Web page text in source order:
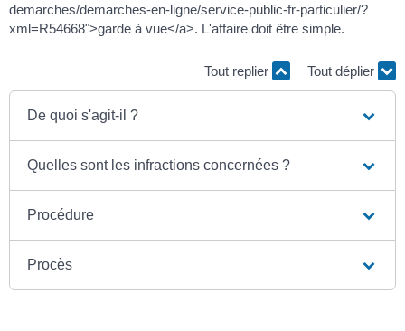
demarches/demarches-en-ligne/service-public-fr-particulier/?
xml=R54668">garde à vue</a>. L'affaire doit être simple.
Tout replier Tout déplier
De quoi s'agit-il ?
Quelles sont les infractions concernées ?
Procédure
Procès